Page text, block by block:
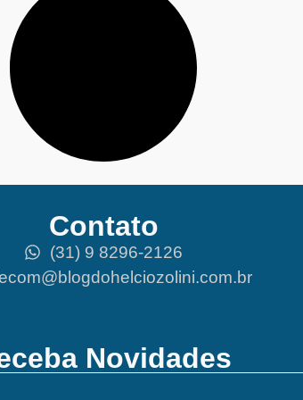
Contato
(31) 9 8296-2126
Novidades